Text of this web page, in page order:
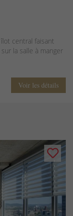
central faisant
la salle à manger
Voir les détails